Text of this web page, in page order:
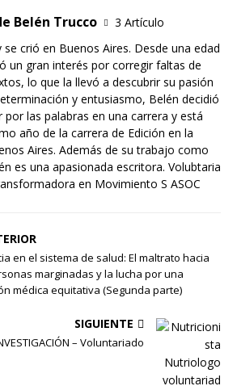
Belén Trucco
3 Artículo
crió en Buenos Aires. Desde una edad
un gran interés por corregir faltas de
lo que la llevó a descubrir su pasión
y entusiasmo, Belén decidió
las palabras en una carrera y está
año de la carrera de Edición en la
Aires. Además de su trabajo como
es una apasionada escritora. Volubtaria
en Movimiento S ASOC
en el sistema de salud: El maltrato hacia
marginadas y la lucha por una
médica equitativa (Segunda parte)
SIGUIENTE
– Voluntariado